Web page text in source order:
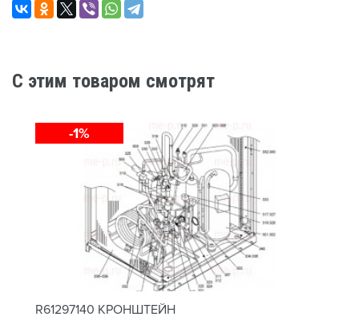
C этим товаром смотрят
-1%
R61297140 КРОНШТЕЙН